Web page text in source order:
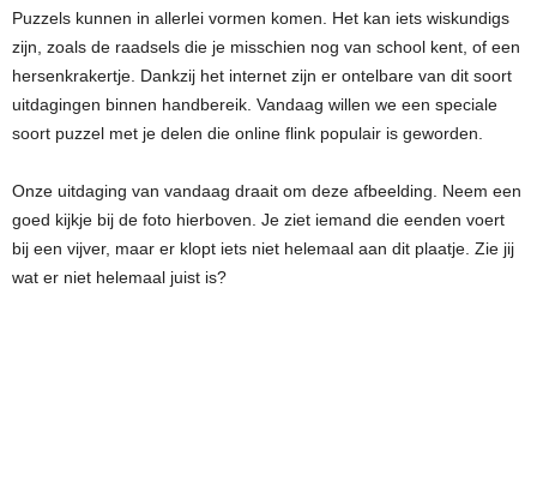
Puzzels kunnen in allerlei vormen komen. Het kan iets wiskundigs
zijn, zoals de raadsels die je misschien nog van school kent, of een
hersenkrakertje. Dankzij het internet zijn er ontelbare van dit soort
uitdagingen binnen handbereik. Vandaag willen we een speciale
soort puzzel met je delen die online flink populair is geworden.
Onze uitdaging van vandaag draait om deze afbeelding. Neem een
goed kijkje bij de foto hierboven. Je ziet iemand die eenden voert
bij een vijver, maar er klopt iets niet helemaal aan dit plaatje. Zie jij
wat er niet helemaal juist is?